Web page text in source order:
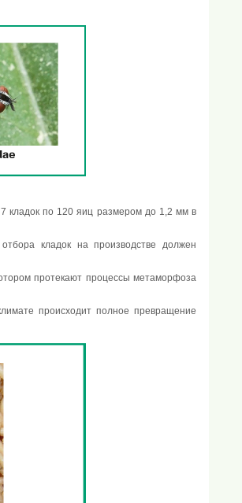
кладок по 120 яиц размером до 1,2 мм в
кладок на производстве должен
протекают процессы метаморфоза
происходит полное превращение